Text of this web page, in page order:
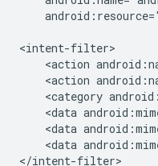
<action
<action
<category
<data
<data
<data